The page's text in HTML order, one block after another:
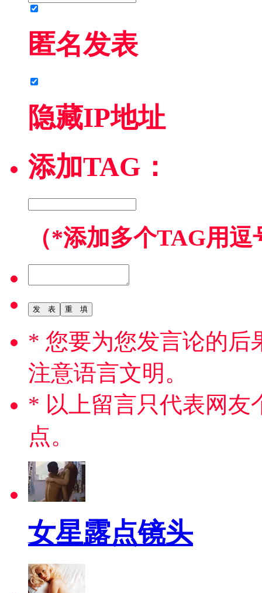
匿名发表
隐藏IP地址
添加TAG：
（*添加多个TAG用
* 您要为您发言论的后
注意语言文明。
* 以上留言只代表网友
点。
女星露点镜头